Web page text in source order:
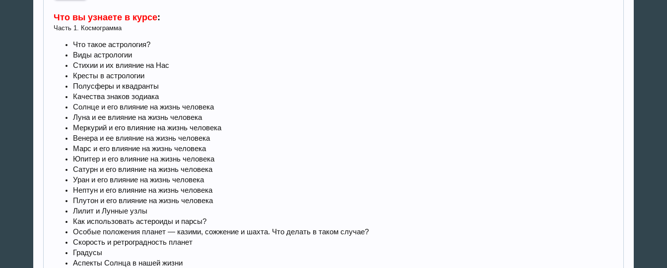
Что вы узнаете в курсе:
Часть 1. Космограмма
Что такое астрология?
Виды астрологии
Стихии и их влияние на Нас
Кресты в астрологии
Полусферы и квадранты
Качества знаков зодиака
Солнце и его влияние на жизнь человека
Луна и ее влияние на жизнь человека
Меркурий и его влияние на жизнь человека
Венера и ее влияние на жизнь человека
Марс и его влияние на жизнь человека
Юпитер и его влияние на жизнь человека
Сатурн и его влияние на жизнь человека
Уран и его влияние на жизнь человека
Нептун и его влияние на жизнь человека
Плутон и его влияние на жизнь человека
Лилит и Лунные узлы
Как использовать астероиды и парсы?
Особые положения планет — казими, сожжение и шахта. Что делать в таком случае?
Скорость и ретроградность планет
Градусы
Аспекты Солнца в нашей жизни